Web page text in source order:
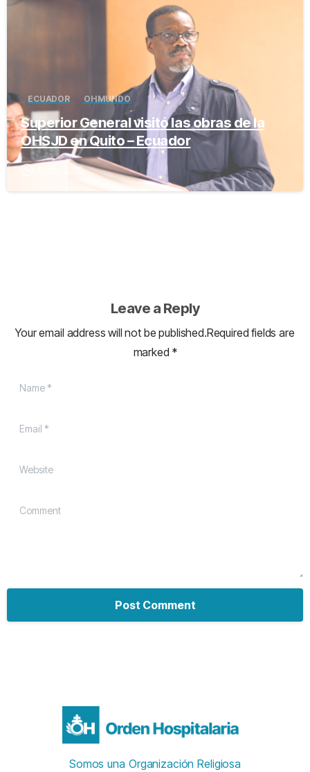
ECUADOR OH MUNDO
Superior General visitó las obras de la
OHSJD en Quito – Ecuador
4 junio, 2026
Leave a Reply
Your email address will not be published.Required fields are
marked *
Name
Email
Website
Comment
Somos una Organización Religiosa